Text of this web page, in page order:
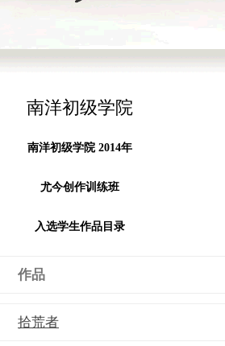
南洋初级学院
南洋初级学院 2014年
尤今创作训练班
入选学生作品目录
作品
拾荒者